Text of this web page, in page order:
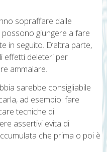
sopraffare dalle
giungere a fare
in seguito. D’altra parte,
effetti deleteri per
ammalare.
sarebbe consigliabile
ad esempio: fare
tecniche di
assertivi evita di
che prima o poi è